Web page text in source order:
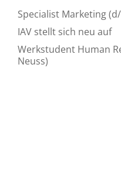
Specialist Marketing
IAV stellt sich neu auf
Werkstudent Human
Neuss)